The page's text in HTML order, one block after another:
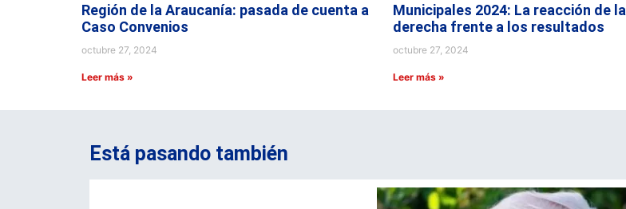
Región de la Araucanía: pasada de cuenta a
Caso Convenios
octubre 27, 2024
Leer más »
Municipales 2024: La reacción de la
derecha frente a los resultados
octubre 27, 2024
Leer más »
Está pasando también